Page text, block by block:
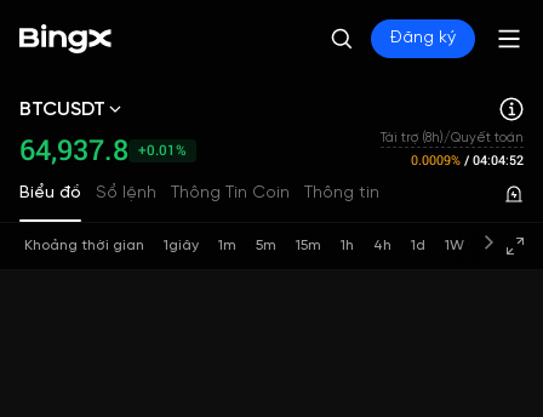
Đăng ký
BTCUSDT
64,937.8 +0.01%
Tài trợ (8h)/Quyết toán
0.0009% / 04:04:52
Biểu đồ
Sổ lệnh Thông Tin Coin Thông tin
Khoảng thời gian 1giây 1m 5m 15m 1h 4h 1d 1W